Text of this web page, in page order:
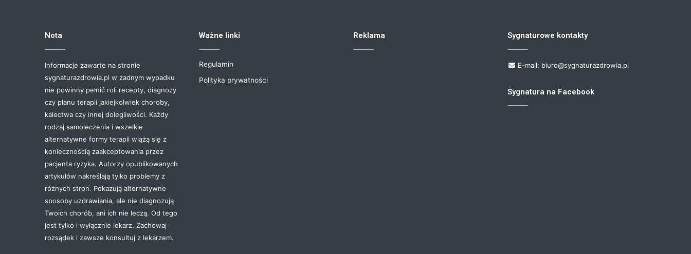
Nota
Informacje zawarte na stronie
sygnaturazdrowia.pl w żadnym wypadku
nie powinny pełnić roli recepty, diagnozy
czy planu terapii jakiejkolwiek choroby,
kalectwa czy innej dolegliwości. Każdy
rodzaj samoleczenia i wszelkie
alternatywne formy terapii wiążą się z
koniecznością zaakceptowania przez
pacjenta ryzyka. Autorzy opublikowanych
artykułów nakreślają tylko problemy z
różnych stron. Pokazują alternatywne
sposoby uzdrawiania, ale nie diagnozują
Twoich chorób, ani ich nie leczą. Od tego
jest tylko i wyłącznie lekarz. Zachowaj
rozsądek i zawsze konsultuj z lekarzem.
Ważne linki
Regulamin
Polityka prywatności
Reklama Sygnaturowe kontakty
E-mail: biuro@sygnaturazdrowia.pl
Sygnatura na Facebook